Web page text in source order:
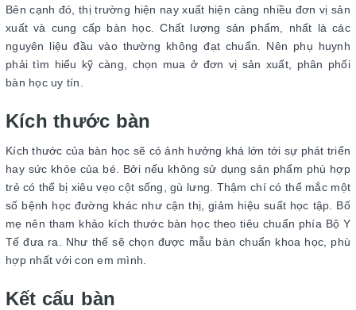
Bên cạnh đó, thị trường hiện nay xuất hiện càng nhiều đơn vị sản
xuất và cung cấp bàn học. Chất lượng sản phẩm, nhất là các
nguyên liệu đầu vào thường không đạt chuẩn. Nên phụ huynh
phải tìm hiểu kỹ càng, chọn mua ở đơn vị sản xuất, phân phối
bàn học uy tín.
Kích thước bàn
Kích thước của bàn học sẽ có ảnh hưởng khá lớn tới sự phát triển
hay sức khỏe của bé. Bởi nếu không sử dụng sản phẩm phù hợp
trẻ có thể bị xiêu vẹo cột sống, gù lưng. Thậm chí có thể mắc một
số bệnh học đường khác như cận thị, giảm hiệu suất học tập. Bố
mẹ nên tham khảo kích thước bàn học theo tiêu chuẩn phía Bộ Y
Tế đưa ra. Như thế sẽ chọn được mẫu bàn chuẩn khoa học, phù
hợp nhất với con em mình.
Kết cấu bàn